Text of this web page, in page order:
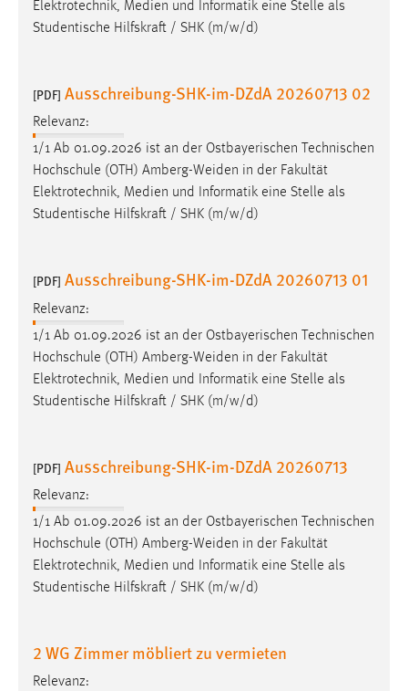
Elektrotechnik, Medien und Informatik eine Stelle als
Studentische Hilfskraft / SHK (m/w/d)
[PDF] Ausschreibung-SHK-im-DZdA 20260713 02
Relevanz:
1/1 Ab 01.09.2026 ist an der Ostbayerischen Technischen
Hochschule (OTH) Amberg-Weiden in der Fakultät
Elektrotechnik, Medien und Informatik eine Stelle als
Studentische Hilfskraft / SHK (m/w/d)
[PDF] Ausschreibung-SHK-im-DZdA 20260713 01
Relevanz:
1/1 Ab 01.09.2026 ist an der Ostbayerischen Technischen
Hochschule (OTH) Amberg-Weiden in der Fakultät
Elektrotechnik, Medien und Informatik eine Stelle als
Studentische Hilfskraft / SHK (m/w/d)
[PDF] Ausschreibung-SHK-im-DZdA 20260713
Relevanz:
1/1 Ab 01.09.2026 ist an der Ostbayerischen Technischen
Hochschule (OTH) Amberg-Weiden in der Fakultät
Elektrotechnik, Medien und Informatik eine Stelle als
Studentische Hilfskraft / SHK (m/w/d)
2 WG Zimmer möbliert zu vermieten
Relevanz: